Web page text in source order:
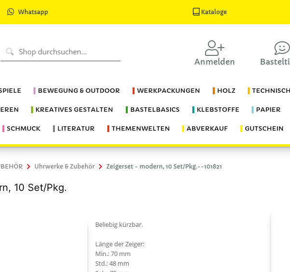
Whatsapp Kataloge
Anmelden
BEWEGUNG & OUTDOOR WERKPACKUNGEN HOLZ
KREATIVES GESTALTEN BASTELBASICS KLEBSTOFFE PAPIER
SCHMUCK LITERATUR THEMENWELTEN ABVERKAUF GUTSCHEIN
Uhrwerke & Zubehör Zeigerset - modern, 10 Set/Pkg.--101821
10 Set/Pkg.
Beliebig kürzbar.
Länge der Zeiger:
Min.: 70 mm
Std.: 48 mm